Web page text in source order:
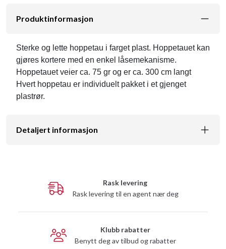
Produktinformasjon
Sterke og lette hoppetau i farget plast. Hoppetauet kan
gjøres kortere med en enkel låsemekanisme.
Hoppetauet veier ca. 75 gr og er ca. 300 cm langt
Hvert hoppetau er individuelt pakket i et gjenget
plastrør.
Detaljert informasjon
Rask levering
Rask levering til en agent nær deg
Klubb rabatter
Benytt deg av tilbud og rabatter